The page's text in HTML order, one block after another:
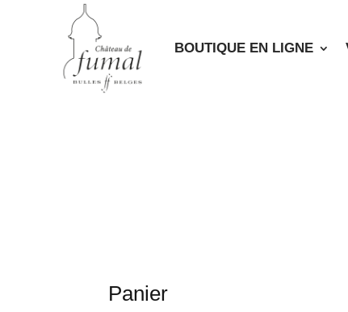
BOUTIQUE EN LIGNE
Panier